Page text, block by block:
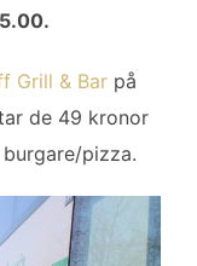
Grill & Bar på
de 49 kronor
pizza.